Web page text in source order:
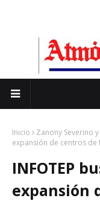
Inicio Zanony Severino
expansión de centros
INFOTEP
expansión